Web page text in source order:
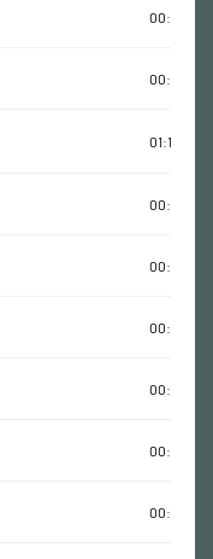
00:35:19
00:35:00
01:13:56
00:35:15
00:41:30
00:24:21
00:42:37
00:41:57
00:47:27